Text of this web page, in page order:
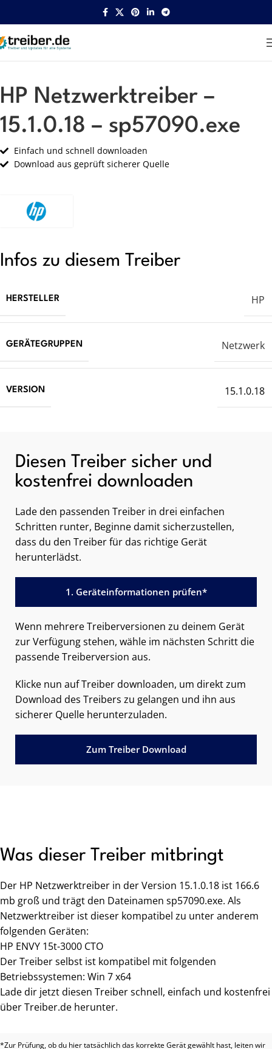
Startseite HP Netzwerk
HP Netzwerktreiber –
15.1.0.18 – sp57090.exe
Einfach und schnell downloaden
Download aus geprüft sicherer Quelle
Infos zu diesem Treiber
HERSTELLER HP
GERÄTEGRUPPEN Netzwerk
VERSION 15.1.0.18
Diesen Treiber sicher und
kostenfrei downloaden
Lade den passenden Treiber in drei einfachen
Schritten runter, Beginne damit sicherzustellen,
dass du den Treiber für das richtige Gerät
herunterlädst.
1. Geräteinformationen prüfen*
Wenn mehrere Treiberversionen zu deinem Gerät
zur Verfügung stehen, wähle im nächsten Schritt die
passende Treiberversion aus.
Klicke nun auf Treiber downloaden, um direkt zum
Download des Treibers zu gelangen und ihn aus
sicherer Quelle herunterzuladen.
Zum Treiber Download
Was dieser Treiber mitbringt
Der HP Netzwerktreiber in der Version 15.1.0.18 ist 166.6
mb groß und trägt den Dateinamen sp57090.exe. Als
Netzwerktreiber ist dieser kompatibel zu unter anderem
folgenden Geräten:
HP ENVY 15t-3000 CTO
Der Treiber selbst ist kompatibel mit folgenden
Betriebssystemen: Win 7 x64
Lade dir jetzt diesen Treiber schnell, einfach und kostenfrei
über Treiber.de herunter.
*Zur Prüfung, ob du hier tatsächlich das korrekte Gerät gewählt hast, leiten wir